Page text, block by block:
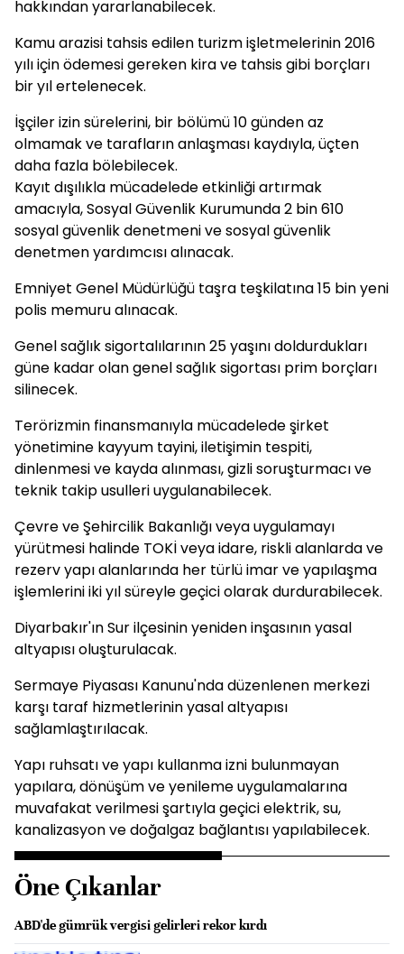
hakkından yararlanabilecek.
Kamu arazisi tahsis edilen turizm işletmelerinin 2016
yılı için ödemesi gereken kira ve tahsis gibi borçları
bir yıl ertelenecek.
İşçiler izin sürelerini, bir bölümü 10 günden az
olmamak ve tarafların anlaşması kaydıyla, üçten
daha fazla bölebilecek.
Kayıt dışılıkla mücadelede etkinliği artırmak
amacıyla, Sosyal Güvenlik Kurumunda 2 bin 610
sosyal güvenlik denetmeni ve sosyal güvenlik
denetmen yardımcısı alınacak.
Emniyet Genel Müdürlüğü taşra teşkilatına 15 bin yeni
polis memuru alınacak.
Genel sağlık sigortalılarının 25 yaşını doldurdukları
güne kadar olan genel sağlık sigortası prim borçları
silinecek.
Terörizmin finansmanıyla mücadelede şirket
yönetimine kayyum tayini, iletişimin tespiti,
dinlenmesi ve kayda alınması, gizli soruşturmacı ve
teknik takip usulleri uygulanabilecek.
Çevre ve Şehircilik Bakanlığı veya uygulamayı
yürütmesi halinde TOKİ veya idare, riskli alanlarda ve
rezerv yapı alanlarında her türlü imar ve yapılaşma
işlemlerini iki yıl süreyle geçici olarak durdurabilecek.
Diyarbakır'ın Sur ilçesinin yeniden inşasının yasal
altyapısı oluşturulacak.
Sermaye Piyasası Kanunu'nda düzenlenen merkezi
karşı taraf hizmetlerinin yasal altyapısı
sağlamlaştırılacak.
Yapı ruhsatı ve yapı kullanma izni bulunmayan
yapılara, dönüşüm ve yenileme uygulamalarına
muvafakat verilmesi şartıyla geçici elektrik, su,
kanalizasyon ve doğalgaz bağlantısı yapılabilecek.
Öne Çıkanlar
ABD'de gümrük vergisi gelirleri rekor kırdı